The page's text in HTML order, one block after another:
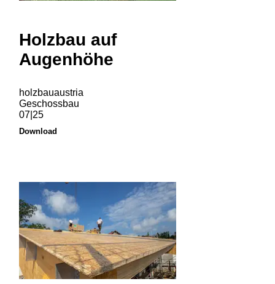
Holzbau auf
Augenhöhe
holzbauaustria
Geschossbau
07|25
Download